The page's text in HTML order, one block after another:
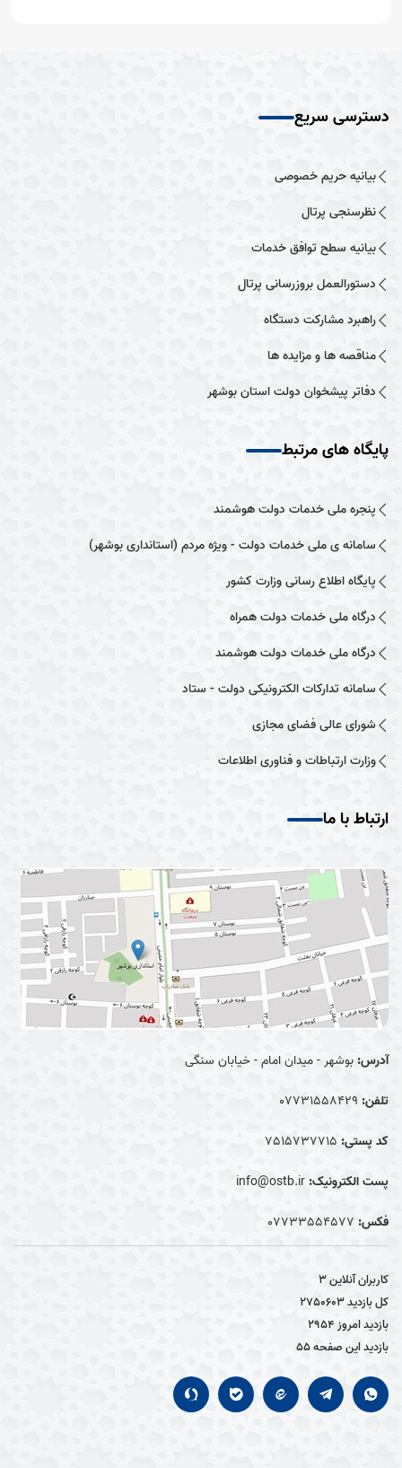
دسترسی سریع
بیانیه حریم خصوصی
نظرسنجی پرتال
بیانیه سطح توافق خدمات
دستورالعمل بروزرسانی پرتال
راهبرد مشارکت دستگاه
مناقصه ها و مزایده ها
دفاتر پیشخوان دولت استان بوشهر
پایگاه های مرتبط
پنجره ملی خدمات دولت هوشمند
سامانه ی ملی خدمات دولت - ویژه مردم (استانداری بوشهر)
پایگاه اطلاع رسانی وزارت کشور
درگاه ملی خدمات دولت همراه
درگاه ملی خدمات دولت هوشمند
سامانه تدارکات الکترونیکی دولت - ستاد
شورای عالی فضای مجازی
وزارت ارتباطات و فناوری اطلاعات
ارتباط با ما
آدرس: بوشهر - میدان امام - خیابان سنگی
تلفن: 07731558429
کد پستی: 7515737715
پست الکترونیک: info@ostb.ir
فکس: 07733554577
کاربران آنلاین3
کل بازدید2750603
بازدید امروز2954
بازدید این صفحه55